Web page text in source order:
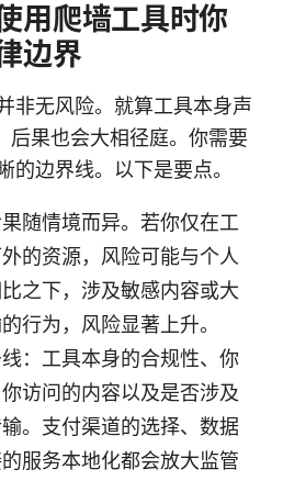
用爬墙工具时你
边界
非无风险。就算工具本身声
后果也会大相径庭。你需要
的边界线。以下是要点。
随情境而异。若你仅在工
的资源，风险可能与个人
之下，涉及敏感内容或大
行为，风险显著上升。
：工具本身的合规性、你
访问的内容以及是否涉及
。支付渠道的选择、数据
服务本地化都会放大监管